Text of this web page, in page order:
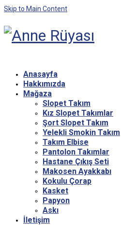
Skip to Main Content
Anasayfa
Hakkımızda
Mağaza
Slopet Takım
Kız Slopet Takımlar
Şort Slopet Takım
Yelekli Smokin Takım
Takım Elbise
Pantolon Takımlar
Hastane Çıkış Seti
Makosen Ayakkabı
Kokulu Çorap
Kasket
Papyon
Askı
İletişim